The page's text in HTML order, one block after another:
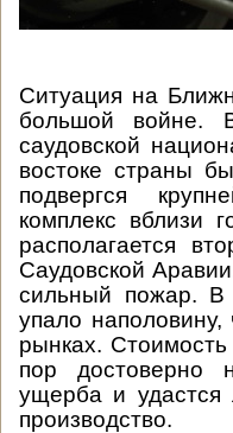
Ситуация на
большой войне.
саудовской
востоке страны
подвергся
комплекс вблизи
располагается
Саудовской
сильный пожар. В
упало
рынках.
пор достоверно
ущерба и удастся
производство.